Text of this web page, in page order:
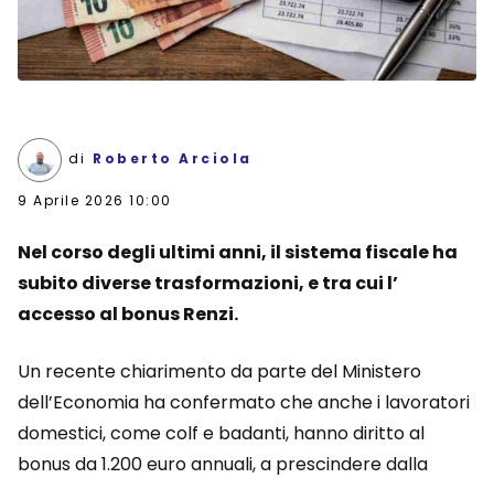
di Roberto Arciola
9 Aprile 2026 10:00
Nel corso degli ultimi anni, il sistema fiscale ha
subito diverse trasformazioni, e tra cui l’
accesso al bonus Renzi.
Un recente chiarimento da parte del Ministero
dell’Economia ha confermato che anche i lavoratori
domestici, come colf e badanti, hanno diritto al
bonus da 1.200 euro annuali, a prescindere dalla